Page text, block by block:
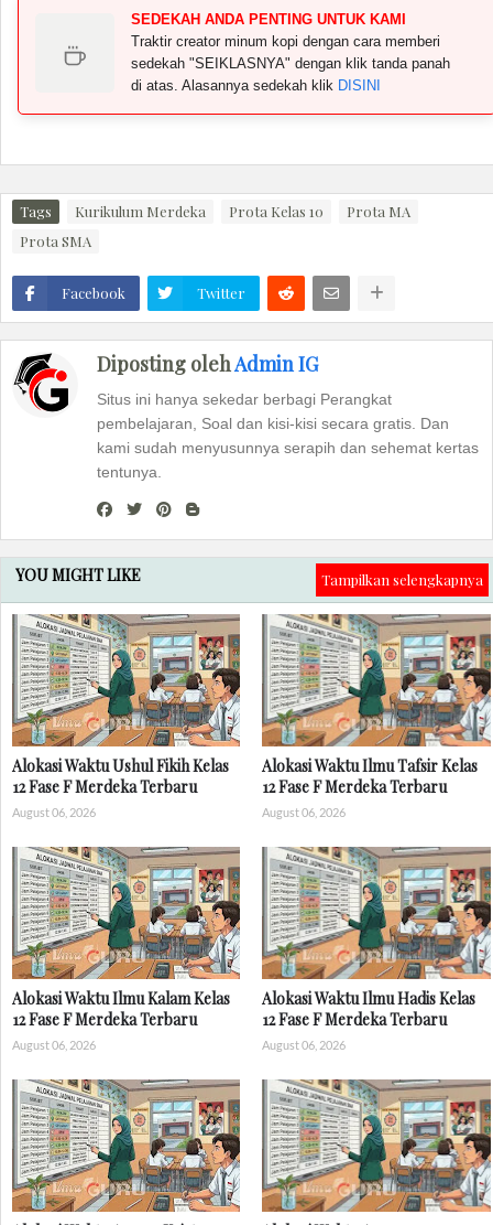
SEDEKAH ANDA PENTING UNTUK KAMI
Traktir creator minum kopi dengan cara memberi
sedekah "SEIKLASNYA" dengan klik tanda panah
di atas. Alasannya sedekah klik DISINI
Tags Kurikulum Merdeka Prota Kelas 10
Prota MA
Prota SMA
Facebook Twitter
Diposting olehAdmin IG
Situs ini hanya sekedar berbagi Perangkat
pembelajaran, Soal dan kisi-kisi secara gratis. Dan
kami sudah menyusunnya serapih dan sehemat kertas
tentunya.
YOU MIGHT LIKE Tampilkan selengkapnya
Alokasi Waktu Ushul Fikih Kelas
12 Fase F Merdeka Terbaru
August 06, 2026
Alokasi Waktu Ilmu Tafsir Kelas
12 Fase F Merdeka Terbaru
August 06, 2026
Alokasi Waktu Ilmu Kalam Kelas
12 Fase F Merdeka Terbaru
August 06, 2026
Alokasi Waktu Ilmu Hadis Kelas
12 Fase F Merdeka Terbaru
August 06, 2026